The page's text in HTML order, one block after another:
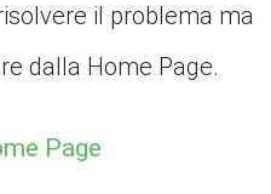
il problema ma
dalla Home Page.
Page